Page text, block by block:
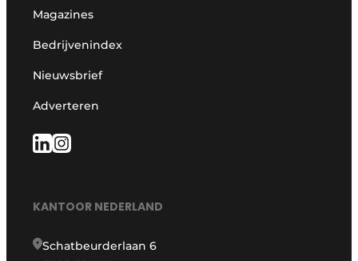
Magazines
Bedrijvenindex
Nieuwsbrief
Adverteren
KANTOOR NEDERLAND
Schatbeurderlaan 6